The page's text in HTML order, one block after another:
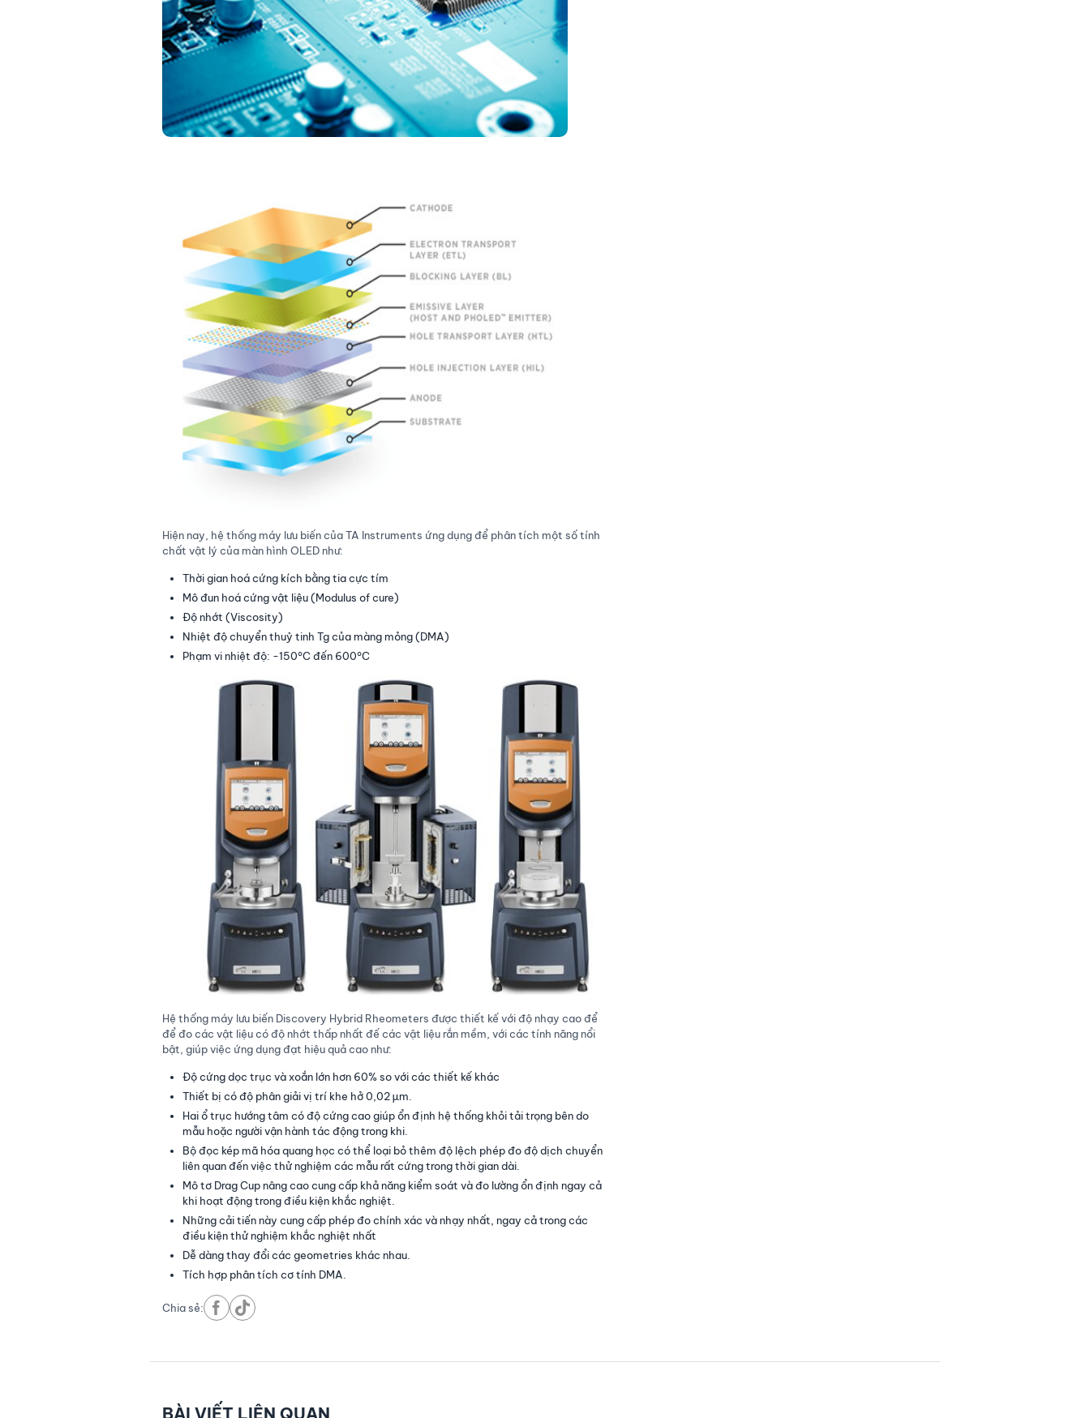
Hiện nay, hệ thống máy lưu biến của TA Instruments ứng dụng để phân tích một số tính
chất vật lý của màn hình OLED như:
Thời gian hoá cứng kích bằng tia cực tím
Mô đun hoá cứng vật liệu (Modulus of cure)
Độ nhớt (Viscosity)
Nhiệt độ chuyển thuỷ tinh Tg của màng mỏng (DMA)
Phạm vi nhiệt độ: -150°C đến 600°C
Hệ thống máy lưu biến Discovery Hybrid Rheometers được thiết kế với độ nhạy cao để
để đo các vật liệu có độ nhớt thấp nhất đế các vật liệu rắn mềm, với các tính năng nổi
bật, giúp việc ứng dụng đạt hiệu quả cao như:
Độ cứng dọc trục và xoắn lớn hơn 60% so với các thiết kế khác
Thiết bị có độ phân giải vị trí khe hở 0,02 µm.
Hai ổ trục hướng tâm có độ cứng cao giúp ổn định hệ thống khỏi tải trọng bên do
mẫu hoặc người vận hành tác động trong khi.
Bộ đọc kép mã hóa quang học có thể loại bỏ thêm độ lệch phép đo độ dịch chuyển
liên quan đến việc thử nghiệm các mẫu rất cứng trong thời gian dài.
Mô tơ Drag Cup nâng cao cung cấp khả năng kiểm soát và đo lường ổn định ngay cả
khi hoạt động trong điều kiện khắc nghiệt.
Những cải tiến này cung cấp phép đo chính xác và nhạy nhất, ngay cả trong các
điều kiện thử nghiệm khắc nghiệt nhất
Dễ dàng thay đổi các geometries khác nhau.
Tích hợp phân tích cơ tính DMA.
Chia sẻ:
BÀI VIẾT LIÊN QUAN